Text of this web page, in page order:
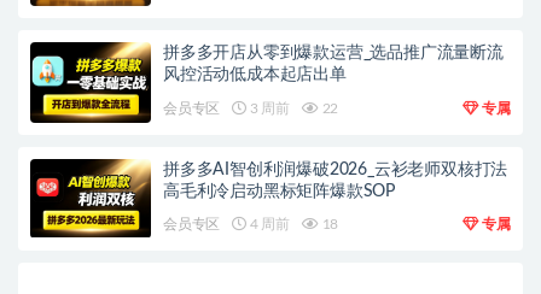
拼多多开店从零到爆款运营_选品推广流量断流
风控活动低成本起店出单
会员专区 3 周前 22 专属
拼多多AI智创利润爆破2026_云衫老师双核打法
高毛利冷启动黑标矩阵爆款SOP
会员专区 4 周前 18 专属